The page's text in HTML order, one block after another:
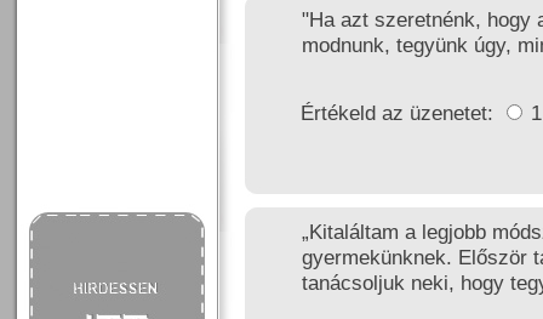
"Ha azt szeretnénk, hogy
modnunk, tegyünk úgy,
Értékeld az üzenetet:
„Kitaláltam a legjobb
gyermekünknek. Először
tanácsoljuk neki, hogy